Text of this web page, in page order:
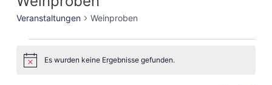
Veranstaltungen Weinproben
HinweisEs wurden keine Ergebnisse gefunden.